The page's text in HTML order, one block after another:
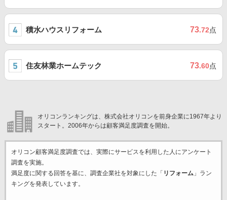
積水ハウスリフォーム 73.72点
住友林業ホームテック 73.60点
オリコンランキングは、株式会社オリコンを前身企業に1967年より
スタート。2006年からは顧客満足度調査を開始。
オリコン顧客満足度調査では、実際にサービスを利用した 人にアンケート
調査を実施。
満足度に関する回答を基に、調査企業社を対象にした「 リフォーム」ラン
キングを発表しています。